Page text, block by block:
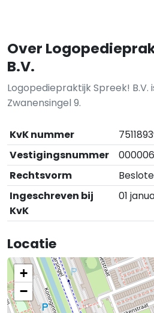
Over
B.V.
Logopediepraktijk Spreek! B.V.
Zwanensingel 9.
KvK nummer
Vestigingsnummer
Rechtsvorm
Ingeschreven bij
KvK
01
Locatie
+
−